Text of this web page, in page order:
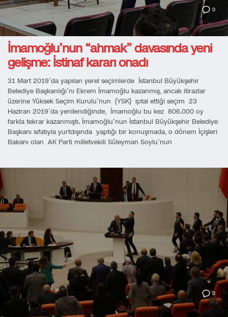
0
İmamoğlu’nun “ahmak” davasında yeni
gelişme: İstinaf kararı onadı
31 Mart 2019’da yapılan yerel seçimlerde İstanbul Büyükşehir
Belediye Başkanlığı’nı Ekrem İmamoğlu kazanmış, ancak itirazlar
üzerine Yüksek Seçim Kurulu’nun (YSK) iptal ettiği seçim 23
Haziran 2019’da yenilendiğinde, İmamoğlu bu kez 806.000 oy
farkla tekrar kazanmıştı. İmamoğlu’nun İstanbul Büyükşehir Belediye
Başkanı sıfatıyla yurtdışında yaptığı bir konuşmada, o dönem İçişleri
Bakanı olan AK Parti milletvekili Süleyman Soylu’nun
0